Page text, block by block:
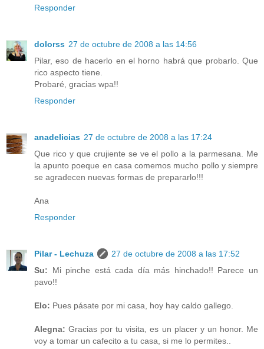
Responder
dolorss 27 de octubre de 2008 a las 14:56
Pilar, eso de hacerlo en el horno habrá que probarlo. Que
rico aspecto tiene.
Probaré, gracias wpa!!
Responder
anadelicias 27 de octubre de 2008 a las 17:24
Que rico y que crujiente se ve el pollo a la parmesana. Me
la apunto poeque en casa comemos mucho pollo y siempre
se agradecen nuevas formas de prepararlo!!!
Ana
Responder
Pilar - Lechuza
27 de octubre de 2008 a las 17:52
Su: Mi pinche está cada día más hinchado!! Parece un
pavo!!
Elo: Pues pásate por mi casa, hoy hay caldo gallego.
Alegna: Gracias por tu visita, es un placer y un honor. Me
voy a tomar un cafecito a tu casa, si me lo permites..